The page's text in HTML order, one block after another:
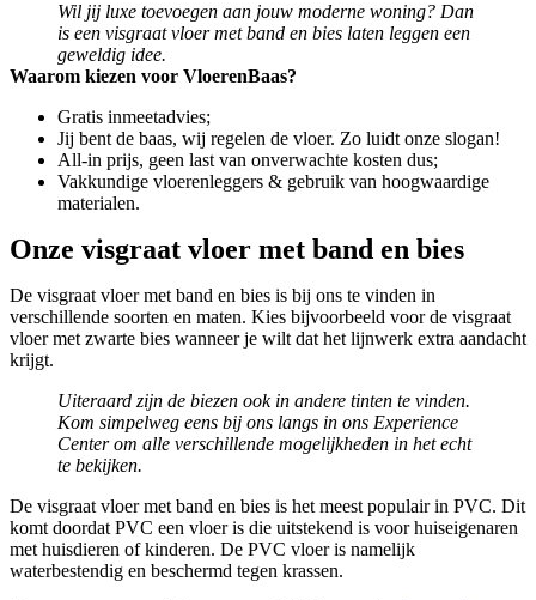
Wil jij luxe toevoegen aan jouw moderne woning? Dan
is een visgraat vloer met band en bies laten leggen een
geweldig idee.
Waarom kiezen voor VloerenBaas?
Gratis inmeetadvies;
Jij bent de baas, wij regelen de vloer. Zo luidt onze slogan!
All-in prijs, geen last van onverwachte kosten dus;
Vakkundige vloerenleggers & gebruik van hoogwaardige
materialen.
Onze visgraat vloer met band en bies
De visgraat vloer met band en bies is bij ons te vinden in
verschillende soorten en maten. Kies bijvoorbeeld voor de visgraat
vloer met zwarte bies wanneer je wilt dat het lijnwerk extra aandacht
krijgt.
Uiteraard zijn de biezen ook in andere tinten te vinden.
Kom simpelweg eens bij ons langs in ons Experience
Center om alle verschillende mogelijkheden in het echt
te bekijken.
De visgraat vloer met band en bies is het meest populair in PVC. Dit
komt doordat PVC een vloer is die uitstekend is voor huiseigenaren
met huisdieren of kinderen. De PVC vloer is namelijk
waterbestendig en beschermd tegen krassen.